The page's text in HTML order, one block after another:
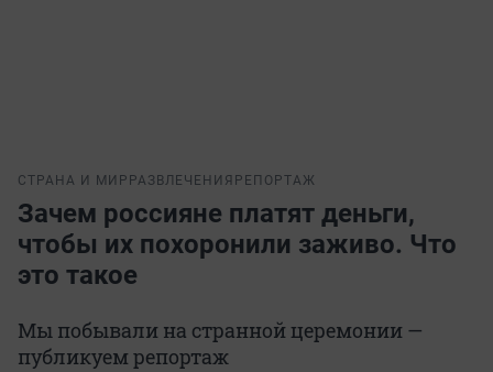
СТРАНА И МИР РАЗВЛЕЧЕНИЯ РЕПОРТАЖ
Зачем россияне платят деньги,
чтобы их похоронили заживо. Что
это такое
Мы побывали на странной церемонии —
публикуем репортаж